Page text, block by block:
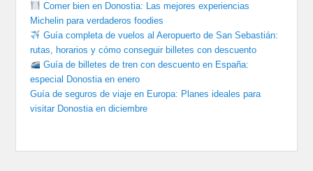
Comer bien en Donostia: Las mejores experiencias
Michelin para verdaderos foodies
Guía completa de vuelos al Aeropuerto de San Sebastián:
rutas, horarios y cómo conseguir billetes con descuento
Guía de billetes de tren con descuento en España:
especial Donostia en enero
Guía de seguros de viaje en Europa: Planes ideales para
visitar Donostia en diciembre